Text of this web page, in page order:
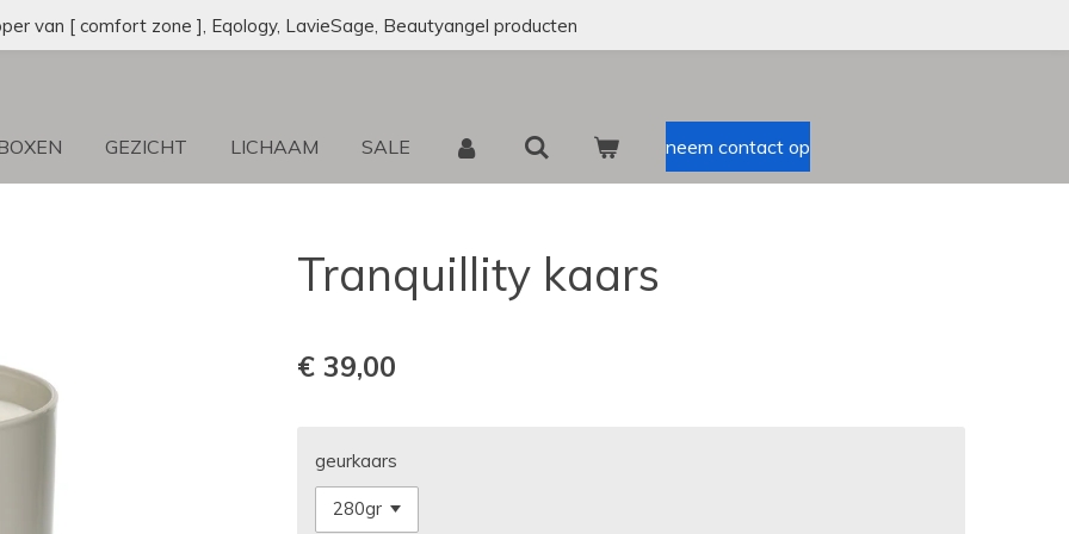
van [ comfort zone ], Eqology, LavieSage, Beautyangel producten
GEZICHT LICHAAM SALE neem contact op
Tranquillity kaars
€ 39,00
geurkaars